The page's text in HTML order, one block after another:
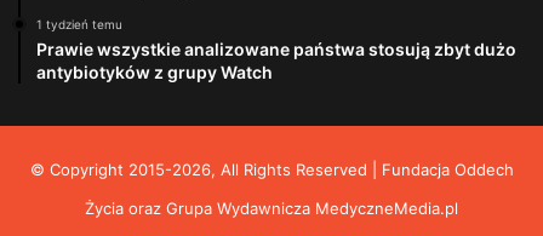
1 tydzień temu
Prawie wszystkie analizowane państwa stosują zbyt dużo
antybiotyków z grupy Watch
© Copyright 2015-2026, All Rights Reserved | Fundacja Oddech
Życia oraz Grupa Wydawnicza MedyczneMedia.pl